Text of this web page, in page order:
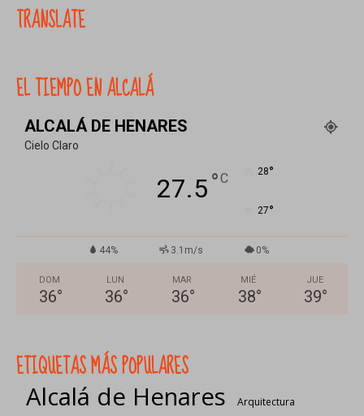
TRANSLATE
EL TIEMPO EN ALCALÁ
ALCALÁ DE HENARES
Cielo Claro
27.5°C 28°
27°
44% 3.1m/s 0%
DOM
36°
LUN
36°
MAR
36°
MIÉ
38°
JUE
39°
ETIQUETAS MÁS POPULARES
Alcalá de Henares
Arquitectura